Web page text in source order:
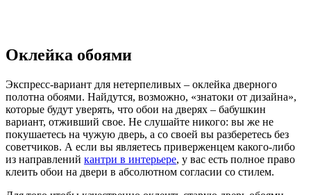
Оклейка обоями
Экспресс-вариант для нетерпеливых – оклейка дверного
полотна обоями. Найдутся, возможно, «знатоки от дизайна»,
которые будут уверять, что обои на дверях – бабушкин
вариант, отживший свое. Не слушайте никого: вы же не
покушаетесь на чужую дверь, а со своей вы разберетесь без
советчиков. А если вы являетесь приверженцем какого-либо
из направлений кантри в интерьере, у вас есть полное право
клеить обои на двери в абсолютном согласии со стилем.